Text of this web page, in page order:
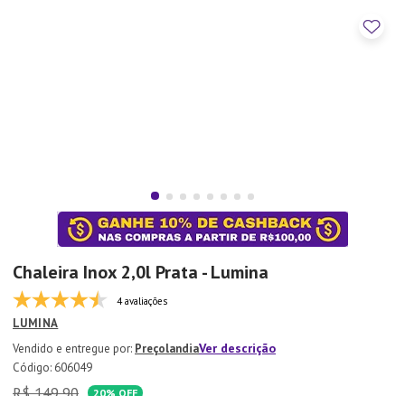
Chaleira Inox 2,0l Prata - Lumina
4 avaliações
LUMINA
PreçolandiaVer descrição
: 606049
20% OFF
Aparelho Jantar
Xicara
10º Lixeira